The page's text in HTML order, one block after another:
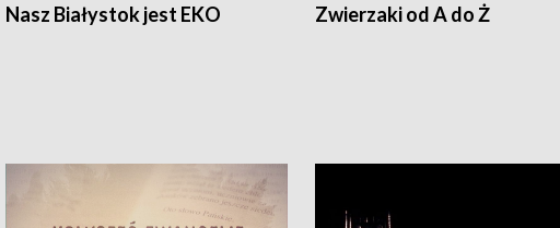
Nasz Białystok jest EKO Zwierzaki od A do Ż